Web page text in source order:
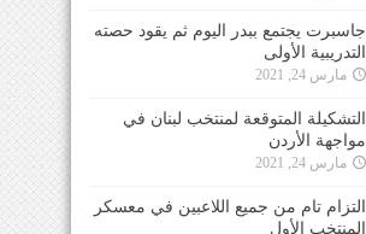
جاسبرت يجتمع ببدر اليوم ثم يقود حصته
التدريبية الأولى
مارس 24, 2021
التشكيلة المتوقعة لمنتخب لبنان في
مواجهة الأردن
مارس 24, 2021
التزام تام من جميع اللاعبين في معسكر
المنتخب الأول